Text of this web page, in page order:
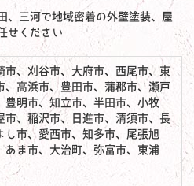
、三河で地域密着の外壁塗装、屋
せください
市、刈谷市、大府市、西尾市、東
、高浜市、豊田市、蒲郡市、瀬戸
豊明市、知立市、半田市、小牧
市、稲沢市、日進市、清須市、長
し市、愛西市、知多市、尾張旭
あま市、大治町、弥富市、東浦